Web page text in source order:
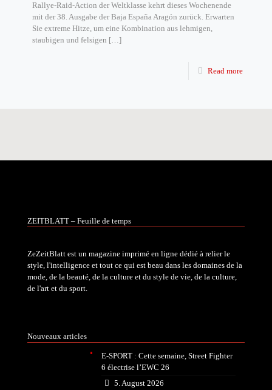
Rallye-Raid-Action der Weltklasse kehrt dieses Wochenende
mit der 38. Ausgabe der Baja España Aragón zurück. Erwarten
Sie extreme Hitze, um eine Kombination aus lehmigen,
staubigen und felsigen […]
Read more
ZEITBLATT – Feuille de temps
ZeZeitBlatt est un magazine imprimé en ligne dédié à relier le
style, l'intelligence et tout ce qui est beau dans les domaines de la
mode, de la beauté, de la culture et du style de vie, de la culture,
de l'art et du sport.
Nouveaux articles
E-SPORT : Cette semaine, Street Fighter
6 électrise l’EWC 26
5. August 2026